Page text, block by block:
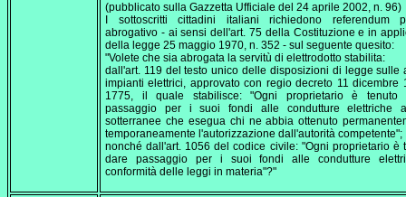
(pubblicato sulla Gazzetta Ufficiale del 24 aprile 2002, n. 96)
I sottoscritti cittadini italiani richiedono referendum
abrogativo - ai sensi dell'art. 75 della Costituzione e in
della legge 25 maggio 1970, n. 352 - sul seguente quesito:
"Volete che sia abrogata la servitù di elettrodotto stabilita:
dall'art. 119 del testo unico delle disposizioni di legge sulle
impianti elettrici, approvato con regio decreto 11 dicembre
1775, il quale stabilisce: "Ogni proprietario è tenuto
passaggio per i suoi fondi alle condutture elettriche
sotterranee che esegua chi ne abbia ottenuto
temporaneamente l'autorizzazione dall'autorità competente";
nonché dall'art. 1056 del codice civile: "Ogni proprietario è
dare passaggio per i suoi fondi alle condutture
conformità delle leggi in materia"?"